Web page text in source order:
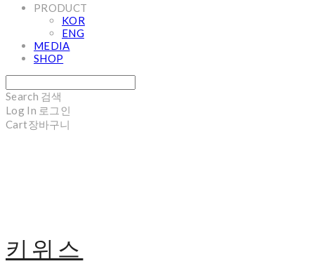
PRODUCT
KOR
ENG
MEDIA
SHOP
Search 검색
Log In 로그인
Cart장바구니
키위스